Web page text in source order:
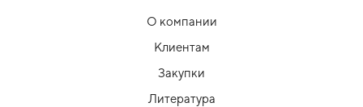
О компании
Клиентам
Закупки
Литература